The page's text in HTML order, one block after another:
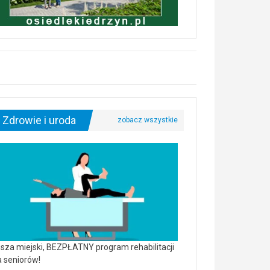
Zdrowie i uroda
miejski, BEZPŁATNY program rehabilitacji
seniorów!